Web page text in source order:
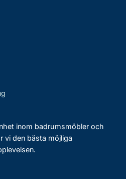
inom badrumsmöbler och
vi den bästa möjliga